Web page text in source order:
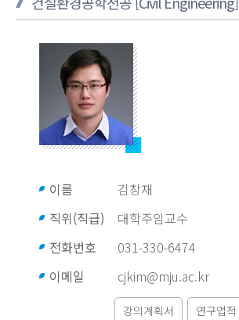
이름
김창재
직위(직급)
대학주임교수
전화번호
031-330-6474
이메일
cjkim@mju.ac.kr
강의계획서 연구업적